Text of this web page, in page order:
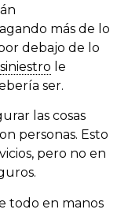
más de lo
debajo de lo
siniestro le
ser.
las cosas
personas. Esto
pero no en
todo en manos